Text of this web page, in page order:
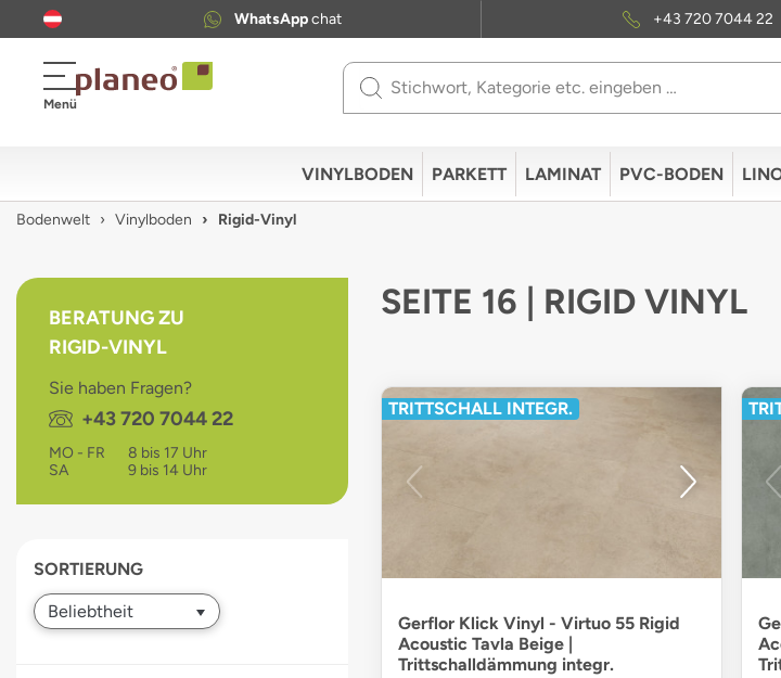
WhatsAppchat +43 720 7044 22
Menü
Use
down
Press
selected
use
swipe
gestures.
VINYLBODEN PARKETT LAMINAT PVC-BODEN
Bodenwelt Vinylboden Rigid-Vinyl
BERATUNG ZU
RIGID-VINYL
Sie haben Fragen?
Telefon:
+43 720 7044 22
MO - FR
8 bis 17 Uhr
SA
9 bis 14 Uhr
SORTIERUNG
SEITE 16 | RIGID VINYL
TRITTSCHALL INTEGR.
Gerflor Klick Vinyl - Virtuo 55 Rigid
Acoustic Tavla Beige |
Trittschalldämmung integr.